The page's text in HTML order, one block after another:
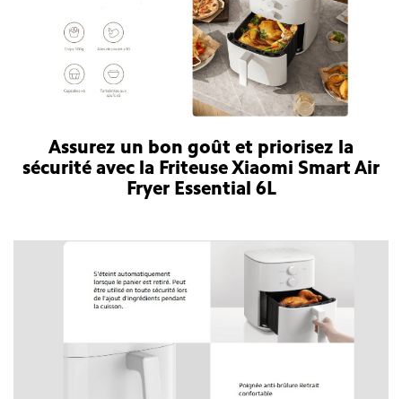
Assurez un bon goût et priorisez la
sécurité avec la Friteuse Xiaomi Smart Air
Fryer Essential 6L